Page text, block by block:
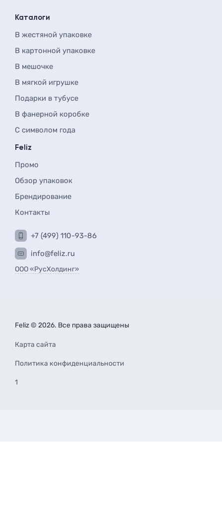
Каталоги
В жестяной упаковке
В картонной упаковке
В мешочке
В мягкой игрушке
Подарки в тубусе
В фанерной коробке
С символом года
Feliz
Промо
Обзор упаковок
Брендирование
Контакты
+7 (499) 110-93-86
info@feliz.ru
ООО «РусХолдинг»
Feliz © 2026. Все права защищены
Карта сайта
Политика конфиденциальности